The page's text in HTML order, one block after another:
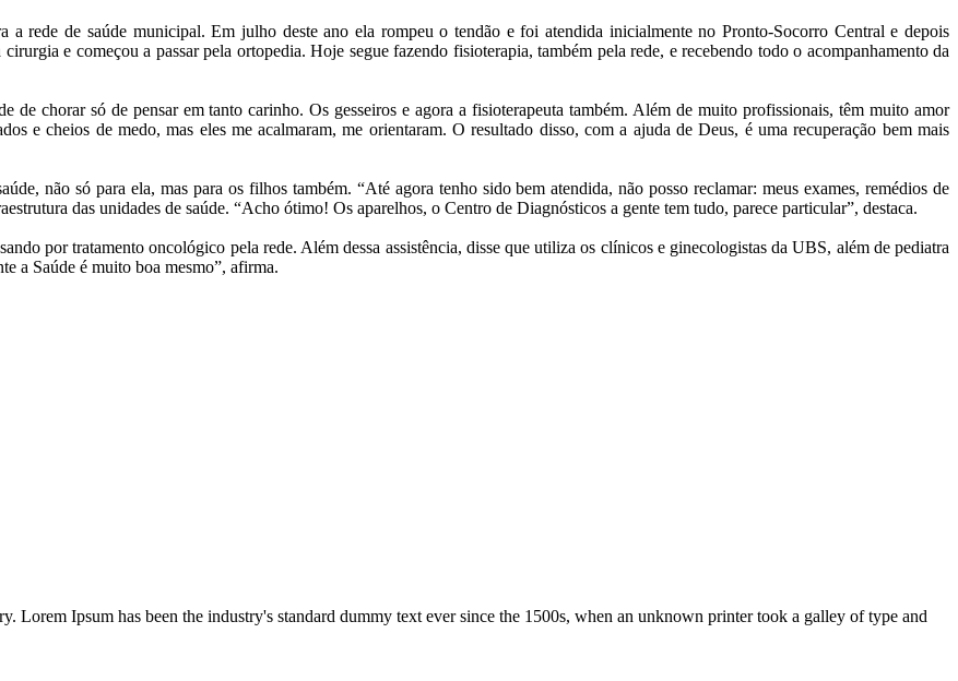
rede de saúde municipal. Em julho deste ano ela rompeu o tendão e foi atendida inicialmente no Pronto-Socorro Central e depois
e começou a passar pela ortopedia. Hoje segue fazendo fisioterapia, também pela rede, e recebendo todo o acompanhamento da
de chorar só de pensar em tanto carinho. Os gesseiros e agora a fisioterapeuta também. Além de muito profissionais, têm muito amor
e cheios de medo, mas eles me acalmaram, me orientaram. O resultado disso, com a ajuda de Deus, é uma recuperação bem mais
não só para ela, mas para os filhos também. “Até agora tenho sido bem atendida, não posso reclamar: meus exames, remédios de
das unidades de saúde. “Acho ótimo! Os aparelhos, o Centro de Diagnósticos a gente tem tudo, parece particular”, destaca.
por tratamento oncológico pela rede. Além dessa assistência, disse que utiliza os clínicos e ginecologistas da UBS, além de pediatra
a Saúde é muito boa mesmo”, afirma.
Lorem Ipsum has been the industry's standard dummy text ever since the 1500s, when an unknown printer took a galley of type and